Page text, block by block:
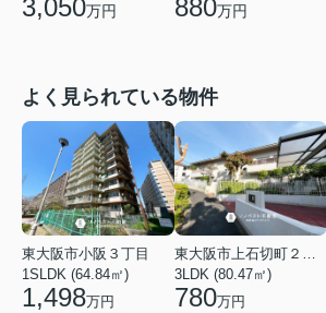
3,050万円 880万円
よく見られている物件
東大阪市小阪３丁目
1SLDK (64.84㎡)
1,498万円
3LDK (80.47㎡)
780万円